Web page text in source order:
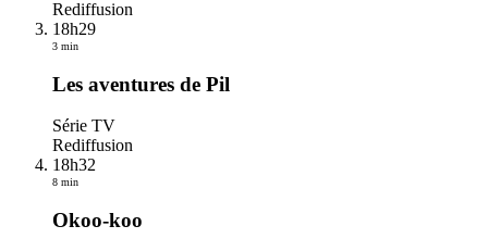
Rediffusion
18h29
3 min
Les aventures de Pil
Série TV
Rediffusion
18h32
8 min
Okoo-koo